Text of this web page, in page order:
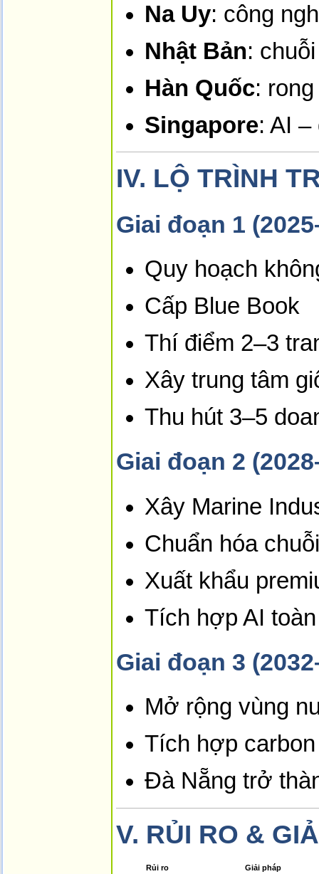
Na Uy: công
Nhật Bản:
Hàn Quốc:
Singapore: AI
IV. LỘ TRÌNH
Giai đoạn 1
Quy hoạch
Cấp Blue Book
Thí điểm 2–3
Xây trung tâm
Thu hút 3–5
Giai đoạn 2
Xây Marine
Chuẩn hóa
Xuất khẩu
Tích hợp AI
Giai đoạn 3
Mở rộng vùng
Tích hợp
Đà Nẵng trở
V. RỦI RO &
Rủi ro Giải pháp